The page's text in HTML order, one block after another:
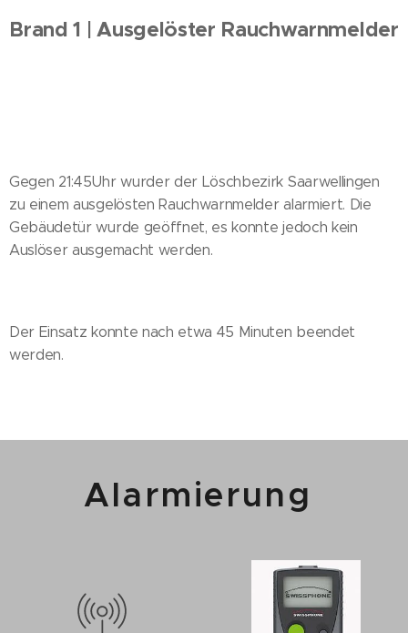
Brand 1 | Ausgelöster Rauchwarnmelder
Gegen 21:45Uhr wurder der Löschbezirk Saarwellingen
zu einem ausgelösten Rauchwarnmelder alarmiert. Die
Gebäudetür wurde geöffnet, es konnte jedoch kein
Auslöser ausgemacht werden.
Der Einsatz konnte nach etwa 45 Minuten beendet
werden.
Alarmierung